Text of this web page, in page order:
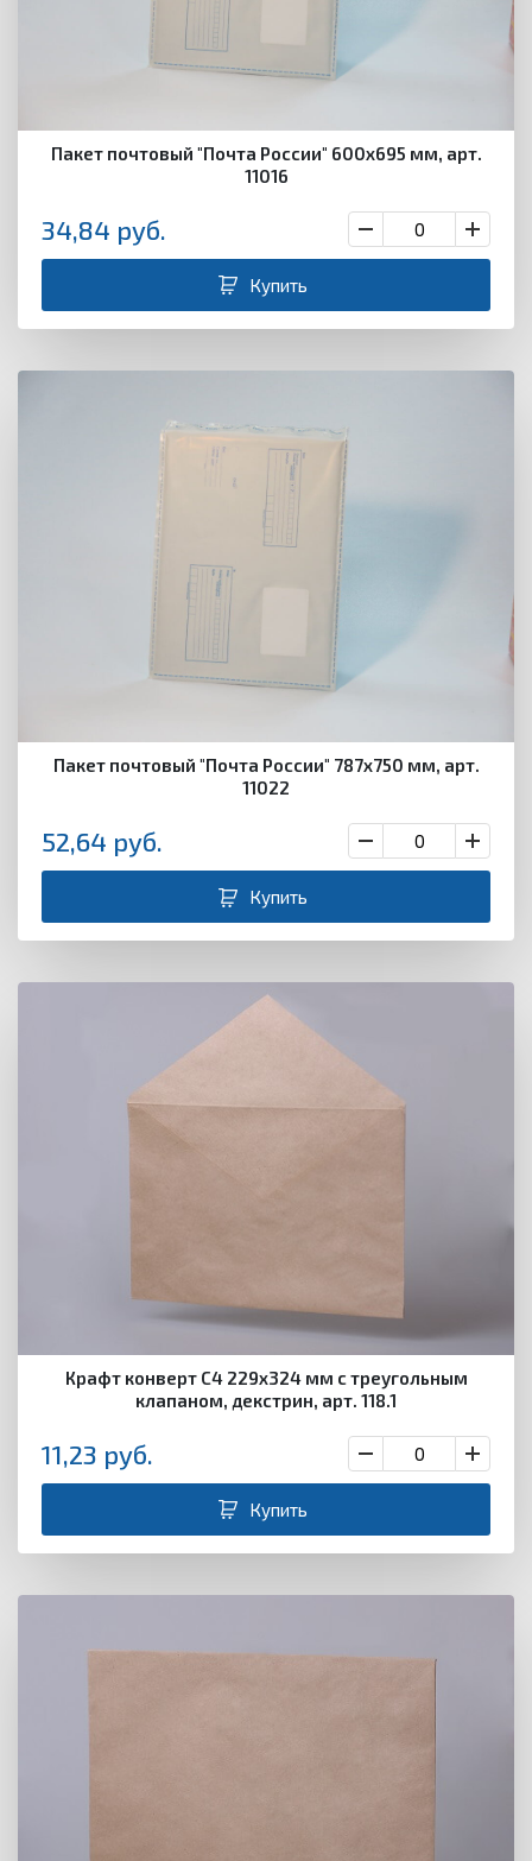
Пакет почтовый "Почта России" 600х695 мм, арт.
11016
34,84 руб.
Купить
Пакет почтовый "Почта России" 787х750 мм, арт.
11022
52,64 руб.
Купить
Крафт конверт С4 229х324 мм с треугольным
клапаном, декстрин, арт. 118.1
11,23 руб.
Купить